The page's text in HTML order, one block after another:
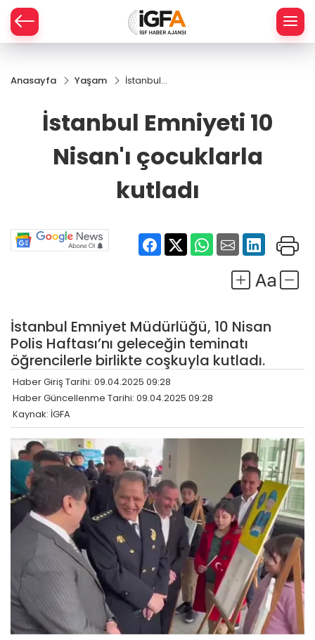
Anasayfa Yaşam
İstanbul
çocuklarla
İstanbul Emniyeti 10
Nisan'ı çocuklarla
kutladı
İstanbul Emniyet Müdürlüğü, 10 Nisan
Polis Haftası’nı geleceğin teminatı
öğrencilerle birlikte coşkuyla kutladı.
Haber Giriş Tarihi: 09.04.2025 09:28
Haber Güncellenme Tarihi: 09.04.2025 09:28
Kaynak: İGFA